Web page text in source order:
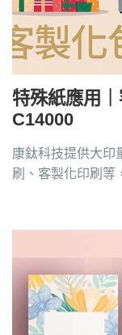
特殊紙應用
C14000
康鈦科技提供大印
刷、客製化印刷等